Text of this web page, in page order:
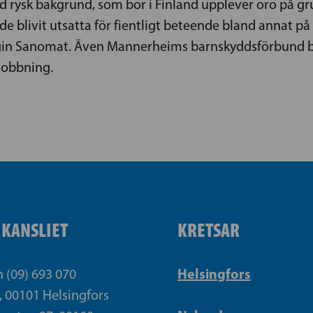
rysk bakgrund, som bor i Finland upplever oro på
blivit utsatta för fientligt beteende bland annat
Sanomat. Även Mannerheims barnskyddsförbund
(09) 693 070
00101 Helsingfors
KRETSAR
Helsingfors